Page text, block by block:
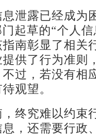
露已经成为
起草的“个人
南彰显了相关
供了行为准则
过，若没有相
观望。
究难以约束
，还需要行政